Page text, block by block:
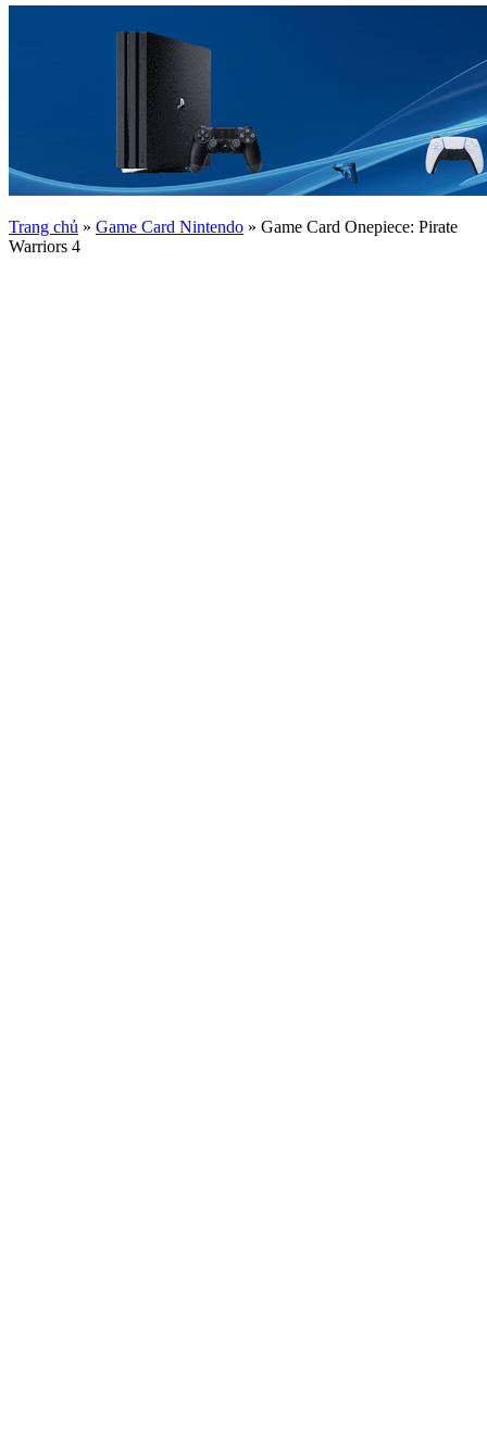
Trang chủ » Game Card Nintendo » Game Card Onepiece: Pirate
Warriors 4